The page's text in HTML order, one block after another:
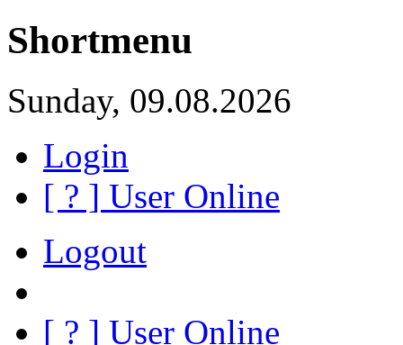
Shortmenu
Sunday, 09.08.2026
Login
[ ? ] User Online
Logout
[ ? ] User Online